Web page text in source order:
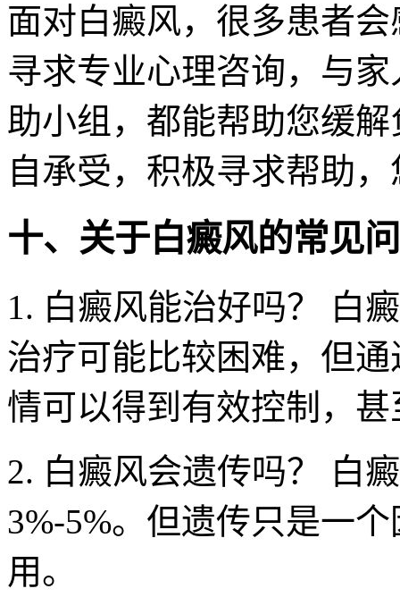
面对白癜风，很多患者
寻求专业心理咨询，与
助小组，都能帮助您缓
自承受，积极寻求帮助
十、关于白癜风的常见
1. 白癜风能治好吗？ 白
治疗可能比较困难，但
情可以得到有效控制，
2. 白癜风会遗传吗？ 白
3%-5%。但遗传只是一
用。